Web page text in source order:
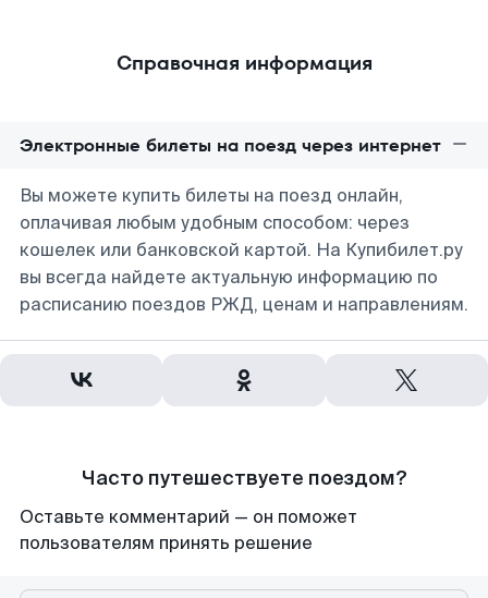
Справочная информация
Электронные билеты на поезд через интернет
Вы можете купить билеты на поезд онлайн,
оплачивая любым удобным способом: через
кошелек или банковской картой. На Купибилет.ру
вы всегда найдете актуальную информацию по
расписанию поездов РЖД, ценам и направлениям.
Часто путешествуете поездом?
Оставьте комментарий — он поможет
пользователям принять решение